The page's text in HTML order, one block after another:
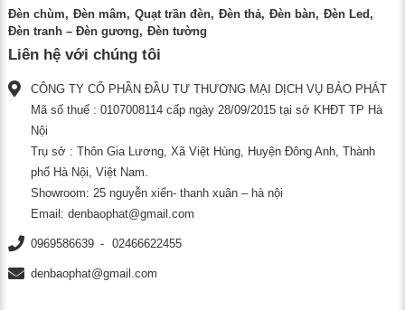
Đèn chùm Đèn mâm Quạt trần đèn Đèn thả Đèn bàn
Đèn Led
Đèn tranh – Đèn gương
Đèn tường
Liên hệ với chúng tôi
CÔNG TY CỔ PHẦN ĐẦU TƯ THƯƠNG MẠI DỊCH VỤ BẢO PHÁT
Mã số thuế : 0107008114 cấp ngày 28/09/2015 tại sở KHĐT TP Hà
Nội
Trụ sở : Thôn Gia Lương, Xã Việt Hùng, Huyện Đông Anh, Thành
phố Hà Nội, Việt Nam.
Showroom: 25 nguyễn xiển- thanh xuân – hà nội
Email: denbaophat@gmail.com
0969586639 02466622455
denbaophat@gmail.com